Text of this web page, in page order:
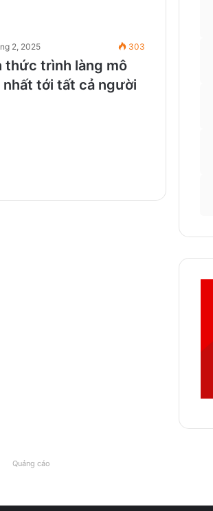
2, 2025 303
thức trình làng mô
nhất tới tất cả người
Quảng cáo